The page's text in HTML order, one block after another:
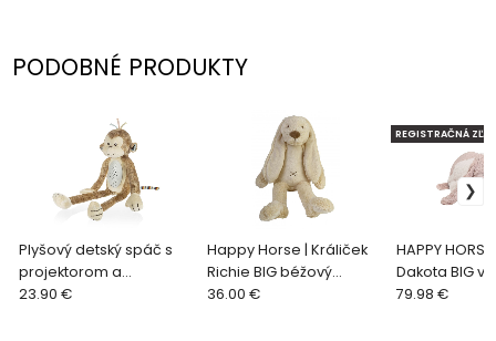
PODOBNÉ PRODUKTY
Plyšový detský spáč s
projektorom a
melódiami, Monkey
23.90 €
Happy Horse | Králiček
Richie BIG béžový
veľkosť: 58 cm
36.00 €
HAPPY
Dakota BIG
cm
REGISTRAČNÁ
79.98 €